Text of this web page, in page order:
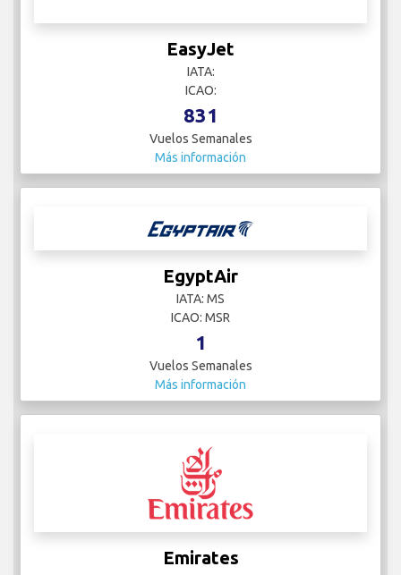
EasyJet
IATA:
ICAO:
831
Vuelos Semanales
Más información
EgyptAir
IATA: MS
ICAO: MSR
1
Vuelos Semanales
Más información
Emirates